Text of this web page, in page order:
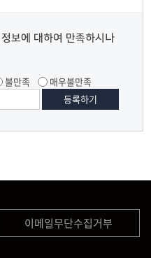
보에 대하여 만족하시나
불만족 매우불만족
이메일무단수집거부